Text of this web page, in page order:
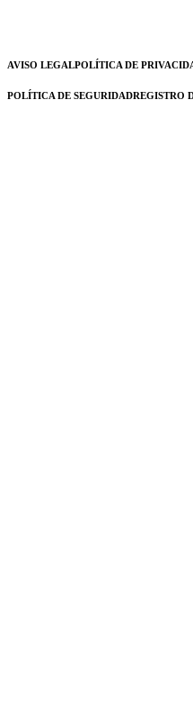
AVISO LEGALPOLÍTICA DE
POLÍTICA DE SEGURIDADREGISTRO